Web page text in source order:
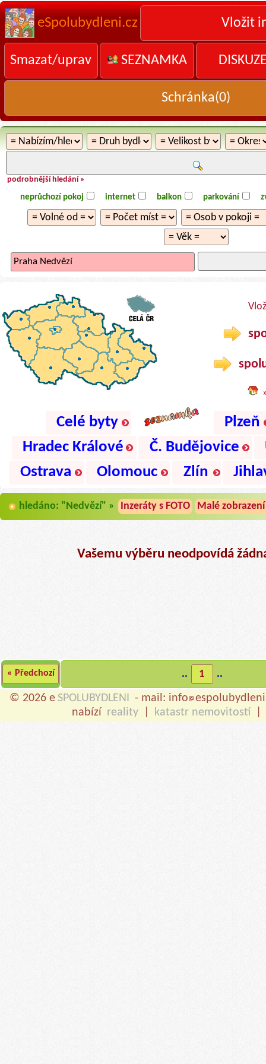
eSpolubydleni.cz Vložit
Smazat/uprav SEZNAMKA
Schránka(0)
podrobnější hledání »
neprůchozí pokoj internet balkon parkování
Celé byty
Plzeň
Hradec Králové
Č. Budějovice
Ostrava
Olomouc Zlín
hledáno: "Nedvězí" » Inzeráty s FOTO Malé zobrazení
Vašemu výběru neodpovídá
« Předchozí .. 1 ..
© 2026 e SPOLUBYDLENI - mail: info
nabízí reality katastr nemovitostí